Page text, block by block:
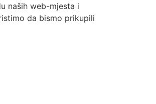
naših web-mjesta i
da bismo prikupili